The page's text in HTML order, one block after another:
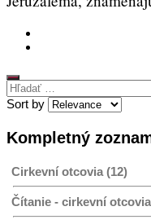
Hľadať:
Sort by
Kompletný
Cirkevní otcovia (12)
Čítanie - cirkevní